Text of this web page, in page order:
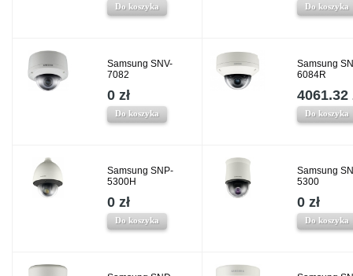
Do koszyka Do koszyka
Samsung SNV-
7082
0 zł
Do koszyka
Samsung
6084R
4061.32
Do koszyka
Samsung SNP-
5300H
0 zł
Do koszyka
Samsung
5300
0 zł
Do koszyka